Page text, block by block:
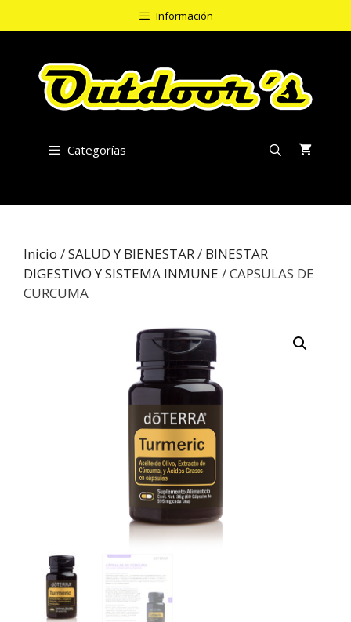
al
Información
Categorías
Inicio /SALUD Y BIENESTAR/ BINESTAR
DIGESTIVO Y SISTEMA INMUNE / CAPSULAS DE
CURCUMA